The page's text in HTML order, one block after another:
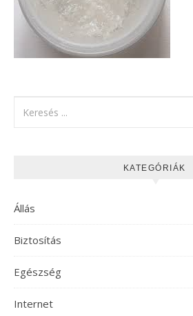
KATEGÓRIÁK
Állás
Biztosítás
Egészség
Internet